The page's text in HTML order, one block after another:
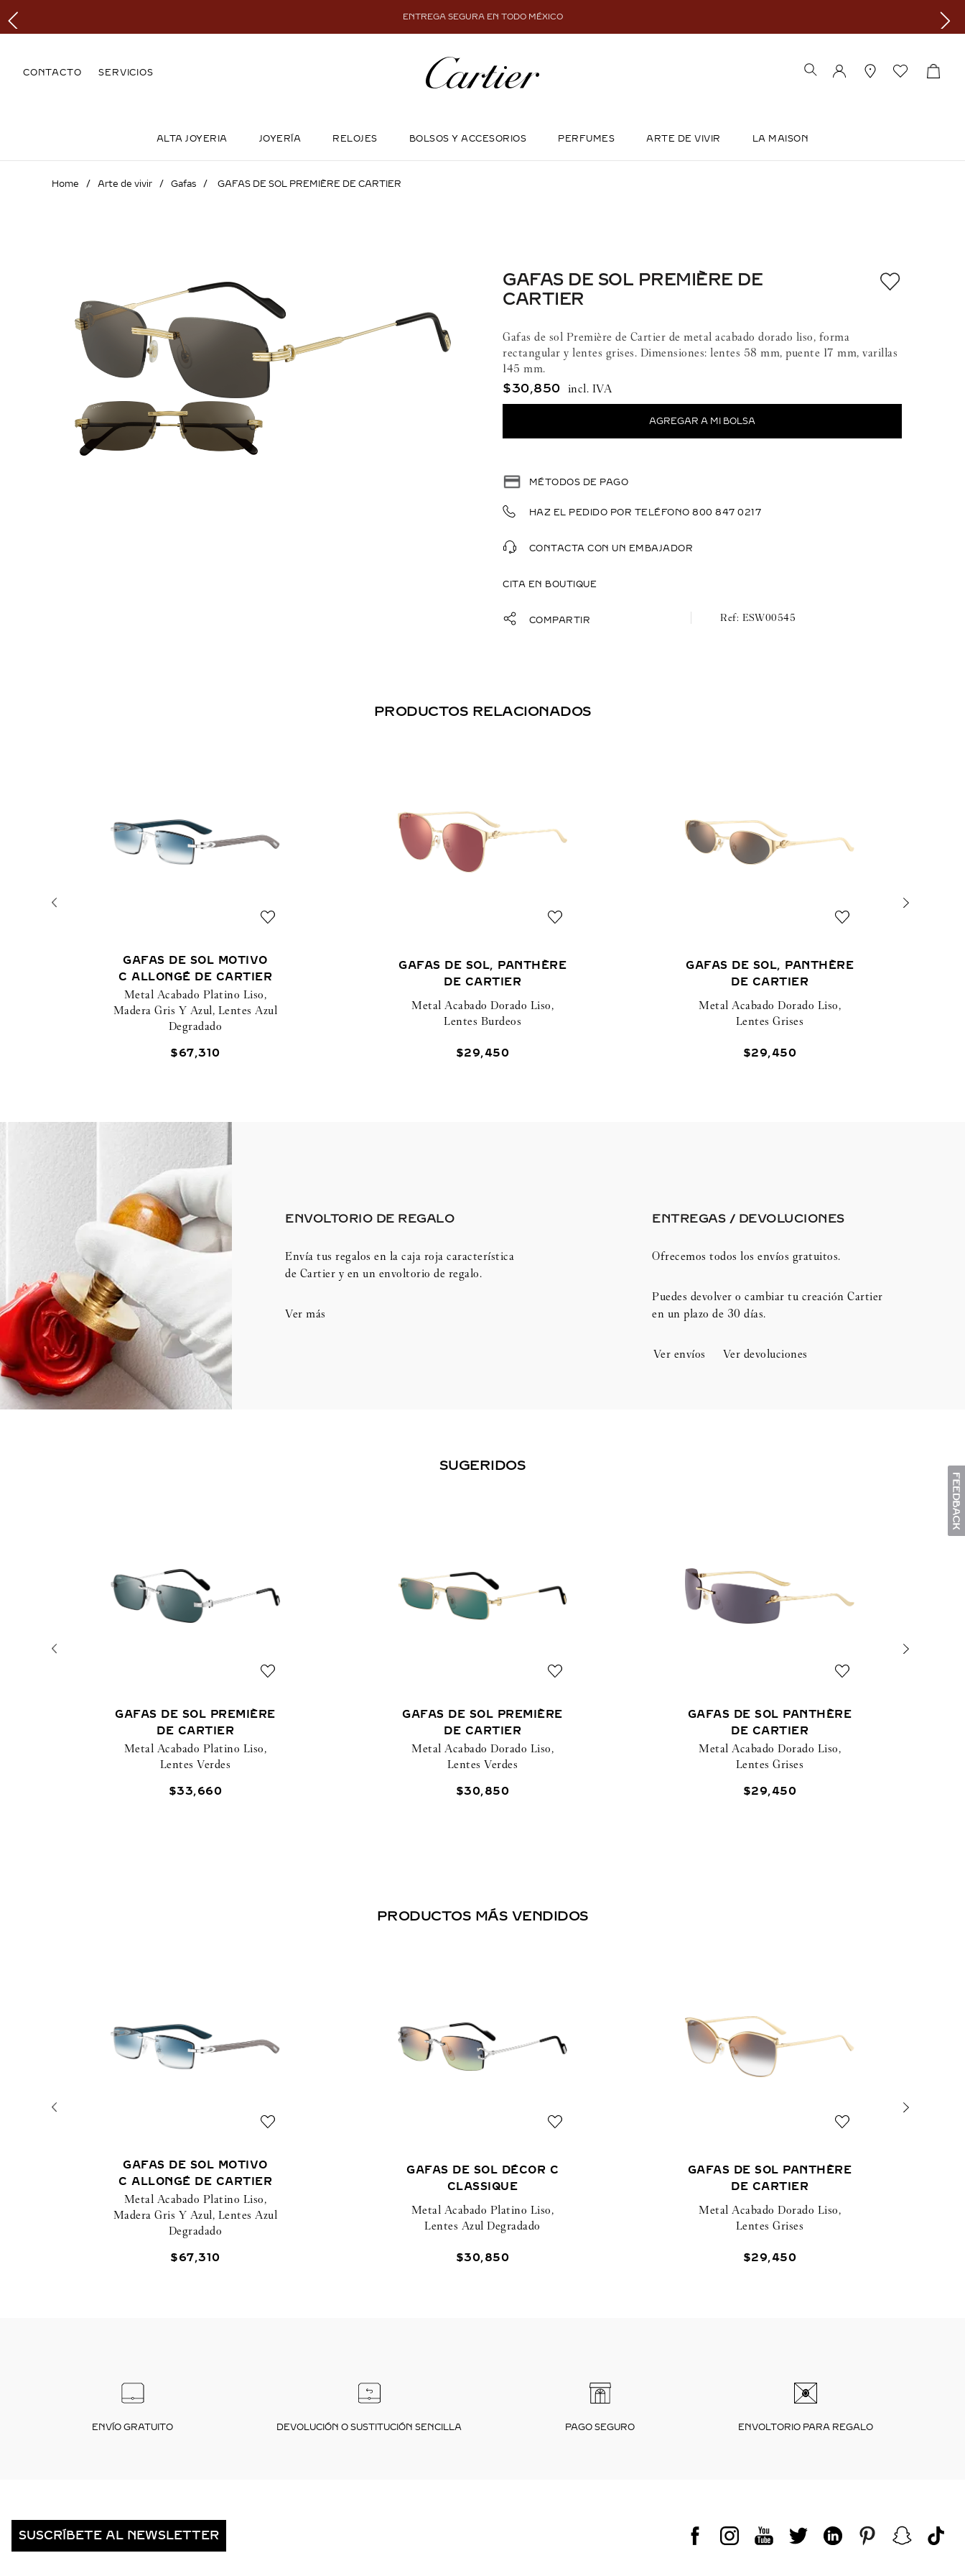
ENTREGA SEGURA EN TODO MÉXICO
CONTACTO SERVICIOS
ALTA JOYERIA JOYERÍA RELOJES BOLSOS Y ACCESORIOS PERFUMES ARTE DE VIVIR LA MAISON
Arte de vivir Gafas GAFAS DE SOL PREMIÈRE DE CARTIER
GAFAS DE SOL PREMIÈRE DE
CARTIER
Gafas de sol Première de Cartier de metal acabado dorado liso, forma
rectangular y lentes grises. Dimensiones: lentes 58 mm, puente 17 mm, varillas
145 mm.
$30,850
MÉTODOS DE PAGO
HAZ EL PEDIDO POR TELÉFONO 800 847 0217
CONTACTA CON UN EMBAJADOR
CITA EN BOUTIQUE
COMPARTIR ESW00545
PRODUCTOS RELACIONADOS
GAFAS DE SOL MOTIVO
C ALLONGÉ DE CARTIER
Metal Acabado Platino Liso,
Madera Gris Y Azul, Lentes Azul
Degradado
$67,310
GAFAS DE SOL, PANTHÈRE
DE CARTIER
Metal Acabado Dorado Liso,
Lentes Burdeos
$29,450
GAFAS DE SOL, PANTHÈRE
DE CARTIER
Metal Acabado Dorado Liso,
Lentes Grises
$29,450
ENVOLTORIO DE REGALO
Envía tus regalos en la caja roja característica
de Cartier y en un envoltorio de regalo.
Ver más
ENTREGAS / DEVOLUCIONES​
Ofrecemos todos los envíos gratuitos.
Puedes devolver o cambiar tu creación Cartier
en un plazo de 30 días.​
Ver envíos Ver devoluciones
SUGERIDOS
GAFAS DE SOL PREMIÈRE
DE CARTIER
Metal Acabado Platino Liso,
Lentes Verdes
$33,660
GAFAS DE SOL PREMIÈRE
DE CARTIER
Metal Acabado Dorado Liso,
Lentes Verdes
$30,850
GAFAS DE SOL PANTHÈRE
DE CARTIER
Metal Acabado Dorado Liso,
Lentes Grises
$29,450
PRODUCTOS MÁS VENDIDOS
GAFAS DE SOL MOTIVO
C ALLONGÉ DE CARTIER
Metal Acabado Platino Liso,
Madera Gris Y Azul, Lentes Azul
Degradado
$67,310
GAFAS DE SOL DÉCOR C
CLASSIQUE
Metal Acabado Platino Liso,
Lentes Azul Degradado
$30,850
GAFAS DE SOL PANTHÈRE
DE CARTIER
Metal Acabado Dorado Liso,
Lentes Grises
$29,450
ENVÍO GRATUITO DEVOLUCIÓN O SUSTITUCIÓN SENCILLA PAGO SEGURO ENVOLTORIO PARA REGALO
SUSCRÍBETE AL NEWSLETTER